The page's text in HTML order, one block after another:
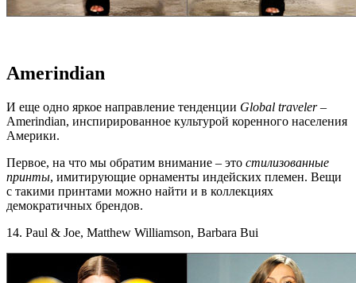
Amerindian
И еще одно яркое направление тенденции Global traveler–
Amerindian, инспирированное культурой коренного населения
Америки.
Первое, на что мы обратим внимание – это стилизованные
принты, имитирующие орнаменты индейских племен. Вещи
с такими принтами можно найти и в коллекциях
демократичных брендов.
14. Paul & Joe, Matthew Williamson, Barbara Bui